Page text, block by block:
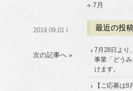
2019.09.01 l
次の記事へ »
« 7月
最近の投
7月28日より
事業「どう
けます。
【ご応募は